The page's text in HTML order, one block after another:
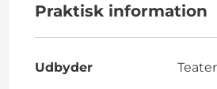
Praktisk information
Udbyder